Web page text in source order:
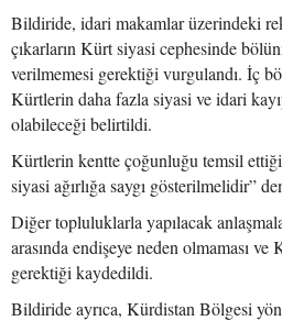
Bildiride, idari makamlar üzerindeki
çıkarların Kürt siyasi cephesinde
verilmemesi gerektiği vurgulandı. İç
Kürtlerin daha fazla siyasi ve idari
olabileceği belirtildi.
Kürtlerin kentte çoğunluğu temsil
siyasi ağırlığa saygı gösterilmelidir”
Diğer topluluklarla yapılacak
arasında endişeye neden olmaması
gerektiği kaydedildi.
Bildiride ayrıca, Kürdistan Bölgesi